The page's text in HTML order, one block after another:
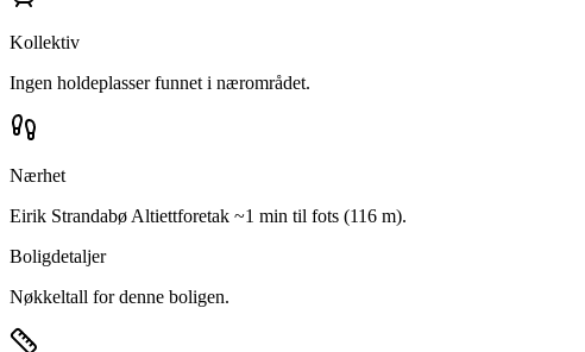
Kollektiv
Ingen holdeplasser funnet i nærområdet.
Nærhet
Eirik Strandabø Altiettforetak ~1 min til fots (116 m).
Boligdetaljer
Nøkkeltall for denne boligen.